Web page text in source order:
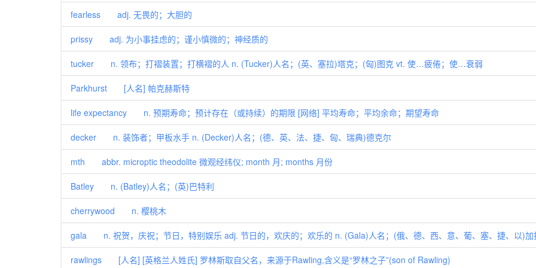
fearless adj. 无畏的；大胆的
prissy adj. 为小事挂虑的；谨小慎微的；神经质的
tucker n. 领布；打褶装置；打横褶的人 n. (Tucker)人名；(英、塞拉)塔克；(匈)图克 vt. 使…疲倦；使…衰弱
Parkhurst [人名] 帕克赫斯特
life expectancy n. 预期寿命；预计存在（或持续）的期限 [网络] 平均寿命；平均余命；期望寿命
decker n. 装饰者；甲板水手 n. (Decker)人名；(德、英、法、捷、匈、瑞典)德克尔
mth abbr. microptic theodolite 微观经纬仪; month 月; months 月份
Batley n. (Batley)人名；(英)巴特利
cherrywood n. 樱桃木
gala n. 祝贺，庆祝；节日，特别娱乐 adj. 节日的，欢庆的；欢乐的 n. (Gala)人名；(俄、德、西、意、葡、塞、捷、以)加
rawlings [人名] [英格兰人姓氏] 罗林斯取自父名，来源于Rawling,含义是“罗林之子”(son of Rawling)